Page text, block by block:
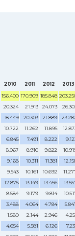
2010 2011 2012 2013
156.400 170.909 185.848
20.324 21.913 24.073
18.449 20.303 21.889
10.722 11.262 11.895
6.845 7.491 8.222
8.067 8.910 9.822
9.168 10.311 11.381
9.543 10.161 10.692
12.875 13.149 13.456
8.584 9.179 9.814
3.488 4.064 4.784
1.580 2.144 2.946
4.654 5.581 6.126